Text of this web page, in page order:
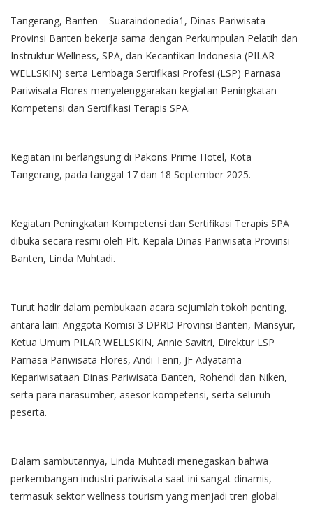
Tangerang, Banten – Suaraindonedia1, Dinas Pariwisata
Provinsi Banten bekerja sama dengan Perkumpulan Pelatih dan
Instruktur Wellness, SPA, dan Kecantikan Indonesia (PILAR
WELLSKIN) serta Lembaga Sertifikasi Profesi (LSP) Parnasa
Pariwisata Flores menyelenggarakan kegiatan Peningkatan
Kompetensi dan Sertifikasi Terapis SPA.
Kegiatan ini berlangsung di Pakons Prime Hotel, Kota
Tangerang, pada tanggal 17 dan 18 September 2025.
​Kegiatan Peningkatan Kompetensi dan Sertifikasi Terapis SPA
dibuka secara resmi oleh Plt. Kepala Dinas Pariwisata Provinsi
Banten, Linda Muhtadi.
Turut hadir dalam pembukaan acara sejumlah tokoh penting,
antara lain: Anggota Komisi 3 DPRD Provinsi Banten, Mansyur,
Ketua Umum PILAR WELLSKIN, Annie Savitri, Direktur LSP
Parnasa Pariwisata Flores, Andi Tenri, JF Adyatama
Kepariwisataan Dinas Pariwisata Banten, Rohendi dan Niken,
serta para narasumber, asesor kompetensi, serta seluruh
peserta.
​Dalam sambutannya, Linda Muhtadi menegaskan bahwa
perkembangan industri pariwisata saat ini sangat dinamis,
termasuk sektor wellness tourism yang menjadi tren global.